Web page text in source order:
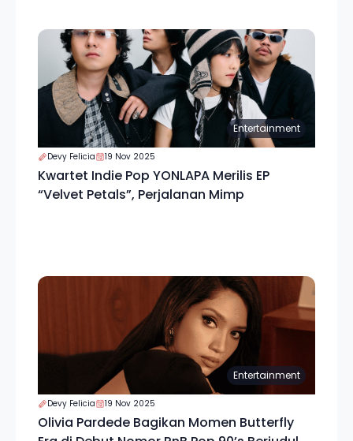
Entertainment
Devy Felicia 19 Nov 2025
Kwartet Indie Pop YONLAPA Merilis EP
“Velvet Petals”, Perjalanan Mimp
Entertainment
Devy Felicia 19 Nov 2025
Olivia Pardede Bagikan Momen Butterfly